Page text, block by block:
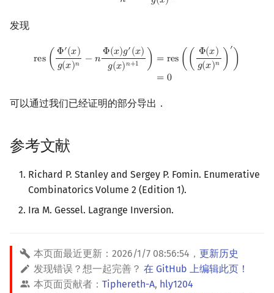
发现
res ( Φ′(𝑥)
𝑔(𝑥)𝑛 −𝑛 Φ(𝑥)𝑔′(𝑥)
𝑔(𝑥)𝑛+1 ) = res ( ( Φ(𝑥)
𝑔(𝑥)𝑛 )
′
)
= 0
′( x)g(x)n (x)g′(x)g(x )n res(( Φ (x)g(x )n )′)
可以通过我们已经证明的部分导出．
参考文献
Richard P. Stanley and Sergey P. Fomin. Enumerative
Combinatorics Volume 2 (Edition 1).
Ira M. Gessel. Lagrange Inversion.
本页面最近更新： 2026/1/7 08:56:54 ， 更新历史
发现错误？想一起完善？ 在 GitHub 上编辑此页！
本页面贡献者： Tiphereth-A, hly1204